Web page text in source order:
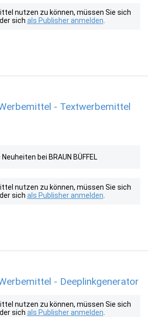
nutzen zu können, müssen Sie sich
sich als Publisher anmelden
- Textwerbemittel
bei BRAUN BÜFFEL
nutzen zu können, müssen Sie sich
sich als Publisher anmelden
- Deeplinkgenerator
nutzen zu können, müssen Sie sich
sich als Publisher anmelden